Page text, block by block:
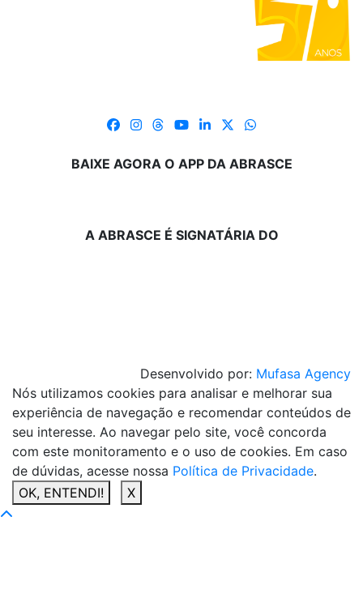
BAIXE AGORA O APP DA ABRASCE
A ABRASCE É SIGNATÁRIA DO
Desenvolvido por: Mufasa Agency
Nós utilizamos cookies para analisar e melhorar sua
experiência de navegação e recomendar conteúdos de
seu interesse. Ao navegar pelo site, você concorda
com este monitoramento e o uso de cookies. Em caso
de dúvidas, acesse nossa Política de Privacidade.
OK, ENTENDI!
X